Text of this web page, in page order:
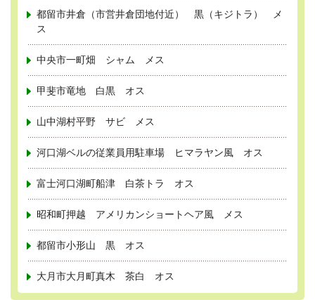
都留市井倉（市営井倉団地付近） 黒（キジトラ） メ
ス
中央市一町畑 シャム メス
甲斐市竜地 白黒 オス
山中湖村平野 サビ メス
河口湖ベルの従業員用駐車場 ヒマラヤン風 オス
富士河口湖町船津 白茶トラ オス
昭和町押越 アメリカンショートヘア風 メス
都留市小形山 黒 オス
大月市大月町真木 茶白 オス